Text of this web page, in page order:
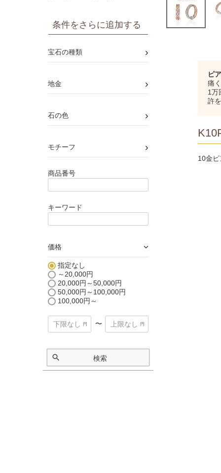
条件をさらに追加する
宝石の種類 ›
地金 ›
石の色 ›
モチーフ ›
商品番号
キーワード
価格 ›
指定なし
～20,000円
20,000円～50,000円
50,000円～100,000円
100,000円～
〜
検索
ピ
痛
1万
許
10金